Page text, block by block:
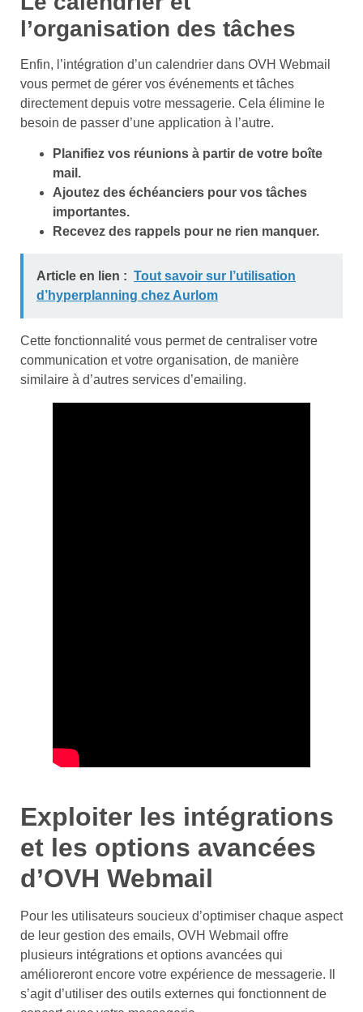
l’organisation des tâches
Enfin, l’intégration d’un calendrier dans OVH Webmail
vous permet de gérer vos événements et tâches
directement depuis votre messagerie. Cela élimine le
besoin de passer d’une application à l’autre.
Planifiez vos réunions à partir de votre boîte
mail.
Ajoutez des échéanciers pour vos tâches
importantes.
Recevez des rappels pour ne rien manquer.
Article en lien : Tout savoir sur l’utilisation
d’hyperplanning chez Aurlom
Cette fonctionnalité vous permet de centraliser votre
communication et votre organisation, de manière
similaire à d’autres services d’emailing.
Exploiter les intégrations
et les options avancées
d’OVH Webmail
Pour les utilisateurs soucieux d’optimiser chaque aspect
de leur gestion des emails, OVH Webmail offre
plusieurs intégrations et options avancées qui
amélioreront encore votre expérience de messagerie. Il
s’agit d’utiliser des outils externes qui fonctionnent de